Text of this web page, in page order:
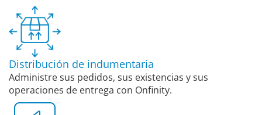
Distribución de indumentaria
Administre sus pedidos, sus existencias y sus
operaciones de entrega con Onfinity.